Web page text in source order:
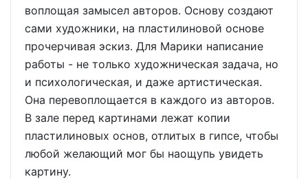
воплощая замысел авторов. Основу создают
сами художники, на пластилиновой основе
прочерчивая эскиз. Для Марики написание
работы - не только художническая задача, но
и психологическая, и даже артистическая.
Она перевоплощается в каждого из авторов.
В зале перед картинами лежат копии
пластилиновых основ, отлитых в гипсе, чтобы
любой желающий мог бы наощупь увидеть
картину.